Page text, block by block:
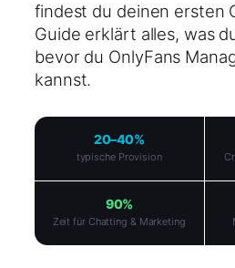
findest du deinen ersten
Guide erklärt alles, was
bevor du OnlyFans
kannst.
20–40%
typische Provision
90%
Zeit für Chatting & Marketing